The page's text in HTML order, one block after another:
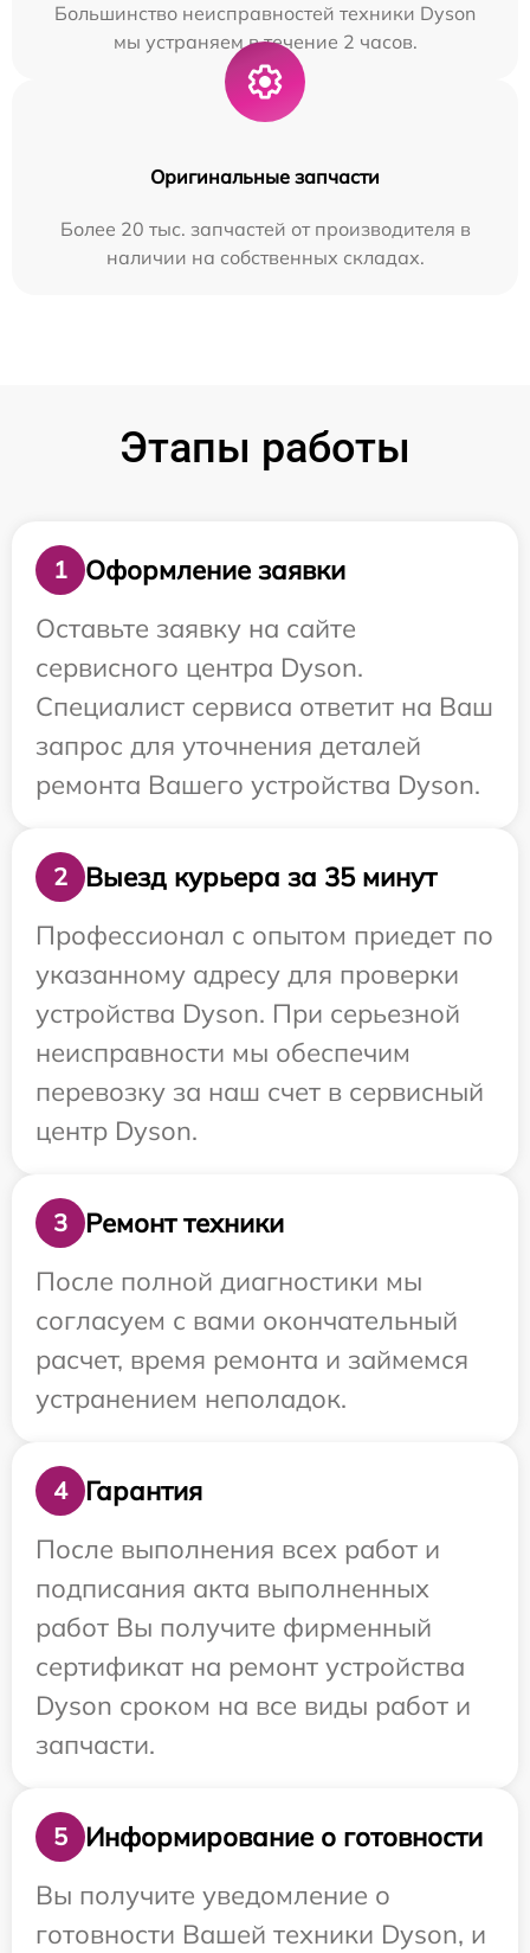
Большинство неисправностей техники Dyson
мы устраняем в течение 2 часов.
Оригинальные запчасти
Более 20 тыс. запчастей от производителя в
наличии на собственных складах.
Этапы работы
1
Оформление заявки
Оставьте заявку на сайте
сервисного центра Dyson.
Специалист сервиса ответит на Ваш
запрос для уточнения деталей
ремонта Вашего устройства Dyson.
2
Выезд курьера за 35 минут
Профессионал с опытом приедет по
указанному адресу для проверки
устройства Dyson. При серьезной
неисправности мы обеспечим
перевозку за наш счет в сервисный
центр Dyson.
3
Ремонт техники
После полной диагностики мы
согласуем с вами окончательный
расчет, время ремонта и займемся
устранением неполадок.
4
Гарантия
После выполнения всех работ и
подписания акта выполненных
работ Вы получите фирменный
сертификат на ремонт устройства
Dyson сроком на все виды работ и
запчасти.
5
Информирование о готовности
Вы получите уведомление о
готовности Вашей техники Dyson, и